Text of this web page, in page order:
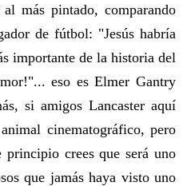
más pintado, comparando
de fútbol: "Jesús habría
importante de la historia del
eso es Elmer Gantry
si amigos Lancaster aquí
cinematográfico, pero
principio crees que será uno
que jamás haya visto uno